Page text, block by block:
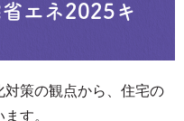
エネ2025キ
策の観点から、住宅の
す。